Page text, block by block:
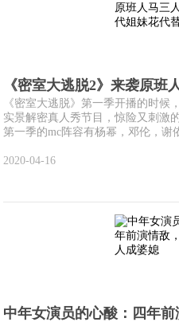
《密室大逃脱2》来袭原班
《密室大逃脱》第一季开播的时候
实景解密真人秀节目，惊险又刺激
第一季的mc阵容有杨幂，邓伦，谢
2020-04-16
中年女演员的心酸：四年